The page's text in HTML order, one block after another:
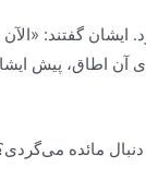
ایشان گفتند:
آن اطاق، پیش
مائده